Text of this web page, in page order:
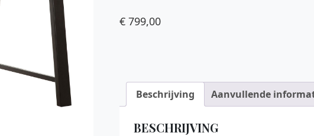
€ 799,00
Beschrijving Aanvullende
BESCHRIJVING